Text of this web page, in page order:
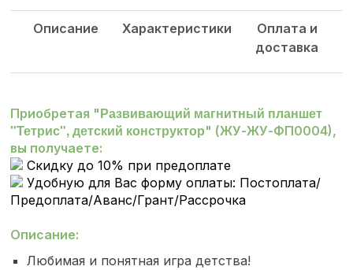
Описание Характеристики
Оплата и
доставка
Приобретая "Развивающий магнитный планшет
"Тетрис", детский конструктор" (ЖУ-ЖУ-ФП0004),
вы получаете:
Скидку до 10% при предоплате
Удобную для Вас форму оплаты: Постоплата/
Предоплата/Аванс/Грант/Рассрочка
Описание:
Любимая и понятная игра детства!